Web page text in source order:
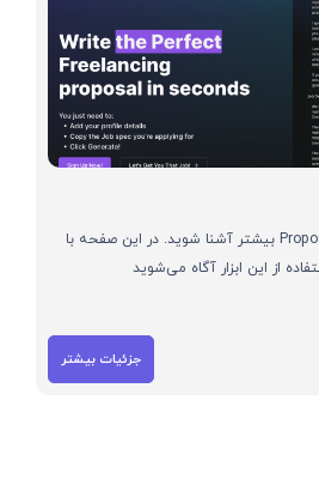
با هوش مصنوعی Proposal Genie بیشتر آشنا شوید. در این صفحه با
از این ابزار آگاه می‌شوید
جزئیات بیشتر